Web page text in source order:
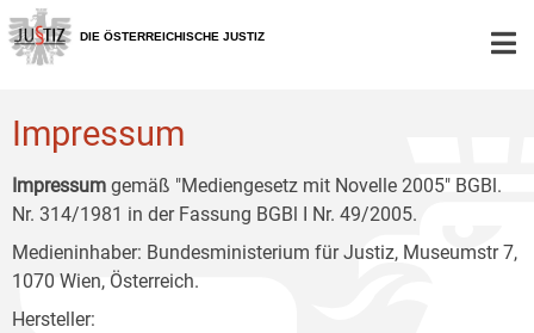
Zur
Hauptnavigation
[1]
Zum
Inhalt
[2]
Zum
Untermenü
[3]
DIE ÖSTERREICHISCHE JUSTIZ
Impressum
Impressum gemäß "Mediengesetz mit Novelle 2005" BGBl.
Nr. 314/1981 in der Fassung BGBl I Nr. 49/2005.
Medieninhaber: Bundesministerium für Justiz, Museumstr 7,
1070 Wien, Österreich.
Hersteller: